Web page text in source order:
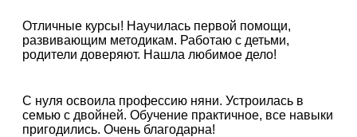
Отличные курсы! Научилась первой помощи,
развивающим методикам. Работаю с детьми,
родители доверяют. Нашла любимое дело!
С нуля освоила профессию няни. Устроилась в
семью с двойней. Обучение практичное, все навыки
пригодились. Очень благодарна!